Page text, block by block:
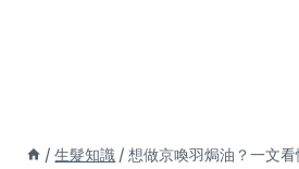
/ 生髮知識 / 想做京喚羽焗油？一文看